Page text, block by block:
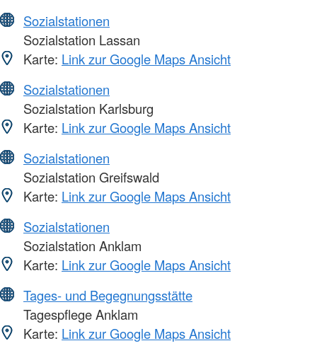
Sozialstationen
Sozialstation Lassan
Karte: Link zur Google Maps Ansicht
Sozialstationen
Sozialstation Karlsburg
Karte: Link zur Google Maps Ansicht
Sozialstationen
Sozialstation Greifswald
Karte: Link zur Google Maps Ansicht
Sozialstationen
Sozialstation Anklam
Karte: Link zur Google Maps Ansicht
Tages- und Begegnungsstätte
Tagespflege Anklam
Karte: Link zur Google Maps Ansicht